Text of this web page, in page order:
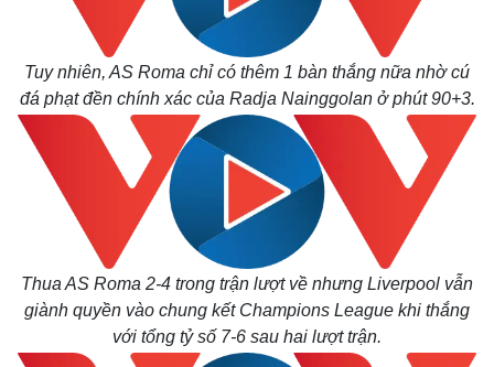
Vụ án
Quân sự - Quốc phòng
Vũ khí
Tuy nhiên, AS Roma chỉ có thêm 1 bàn thắng nữa nhờ cú
đá phạt đền chính xác của Radja Nainggolan ở phút 90+3.
Thua AS Roma 2-4 trong trận lượt về nhưng Liverpool vẫn
giành quyền vào chung kết Champions League khi thắng
với tổng tỷ số 7-6 sau hai lượt trận.